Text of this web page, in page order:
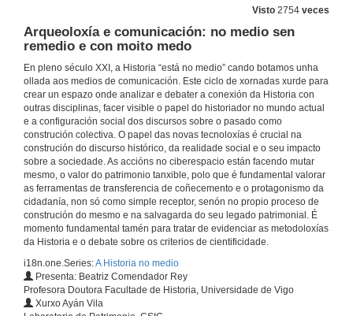
Visto 2754 veces
Arqueoloxía e comunicación: no medio sen
remedio e con moito medo
En pleno século XXI, a Historia “está no medio” cando botamos unha
ollada aos medios de comunicación. Este ciclo de xornadas xurde para
crear un espazo onde analizar e debater a conexión da Historia con
outras disciplinas, facer visible o papel do historiador no mundo actual
e a configuración social dos discursos sobre o pasado como
construción colectiva. O papel das novas tecnoloxías é crucial na
construción do discurso histórico, da realidade social e o seu impacto
sobre a sociedade. As accións no ciberespacio están facendo mutar
mesmo, o valor do patrimonio tanxible, polo que é fundamental valorar
as ferramentas de transferencia de coñecemento e o protagonismo da
cidadanía, non só como simple receptor, senón no propio proceso de
construción do mesmo e na salvagarda do seu legado patrimonial. É
momento fundamental tamén para tratar de evidenciar as metodoloxías
da Historia e o debate sobre os criterios de cientificidade.
i18n.one.Series:A Historia no medio
Presenta: Beatriz Comendador Rey
Profesora Doutora Facultade de Historia, Universidade de Vigo
Xurxo Ayán Vila